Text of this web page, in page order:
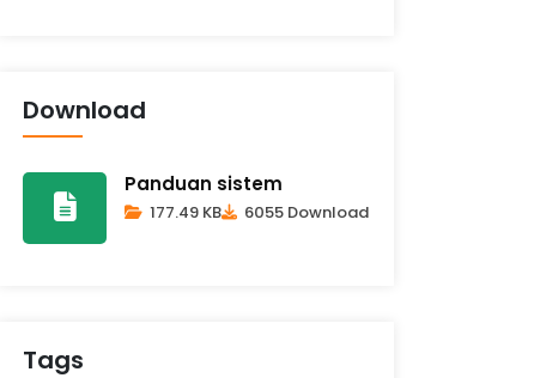
Download
Panduan sistem
177.49 KB 6055 Download
Tags